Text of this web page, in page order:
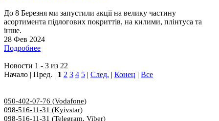
До 8 Березня ми запустили акції на велику частину
асортимента підлогових покриттів, на килими, плінтуса та
інше.
28 Фев 2024
Подробнее
Новости 1 - 3 из 22
Начало | Пред. | 1 2 3 4 5 | След. | Конец | Все
050-402-07-76 (Vodafone)
098-516-11-31 (Kyivstar)
098-516-11-31 (Telegram, Viber)